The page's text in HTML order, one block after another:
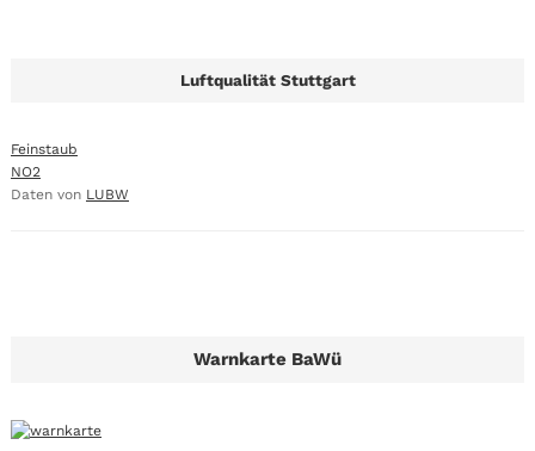
Luftqualität Stuttgart
Feinstaub
NO2
Daten von LUBW
Warnkarte BaWü